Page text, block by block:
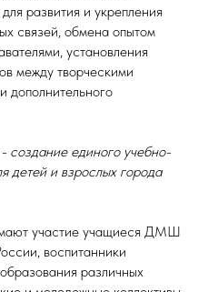
развития и укрепления
связей, обмена опытом
установления
между творческими
дополнительного
создание единого учебно-
детей и взрослых города
участие учащиеся ДМШ
воспитанники
различных